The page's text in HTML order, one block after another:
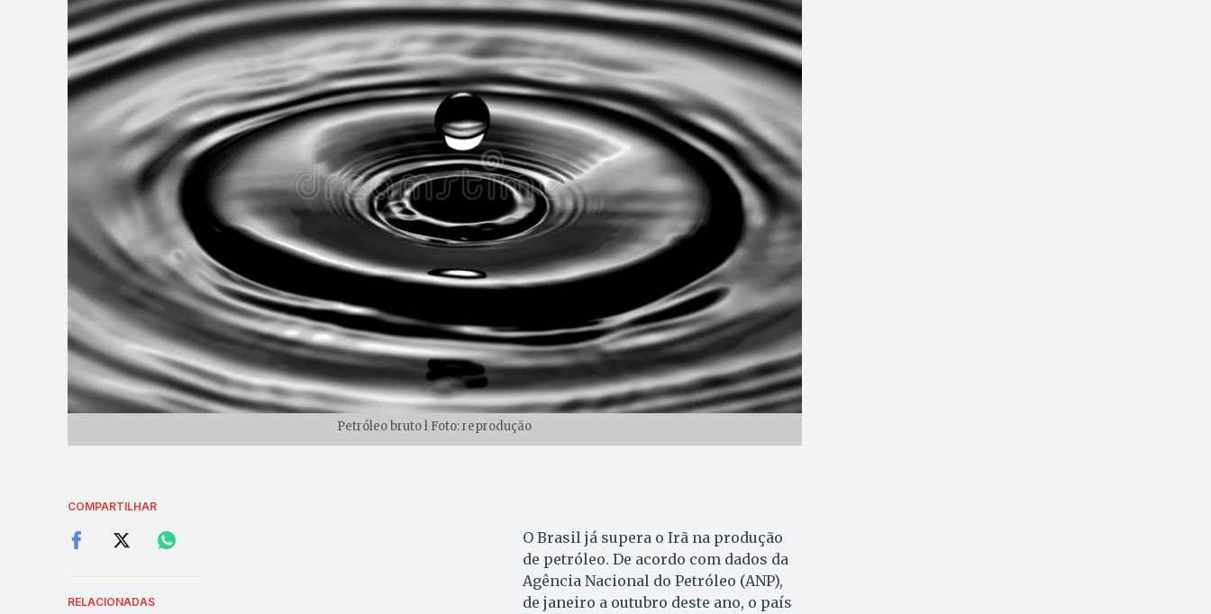
Petróleo bruto l Foto: reprodução
COMPARTILHAR
RELACIONADAS
O Brasil já supera o Irã na produção
de petróleo. De acordo com dados da
Agência Nacional do Petróleo (ANP),
de janeiro a outubro deste ano, o país